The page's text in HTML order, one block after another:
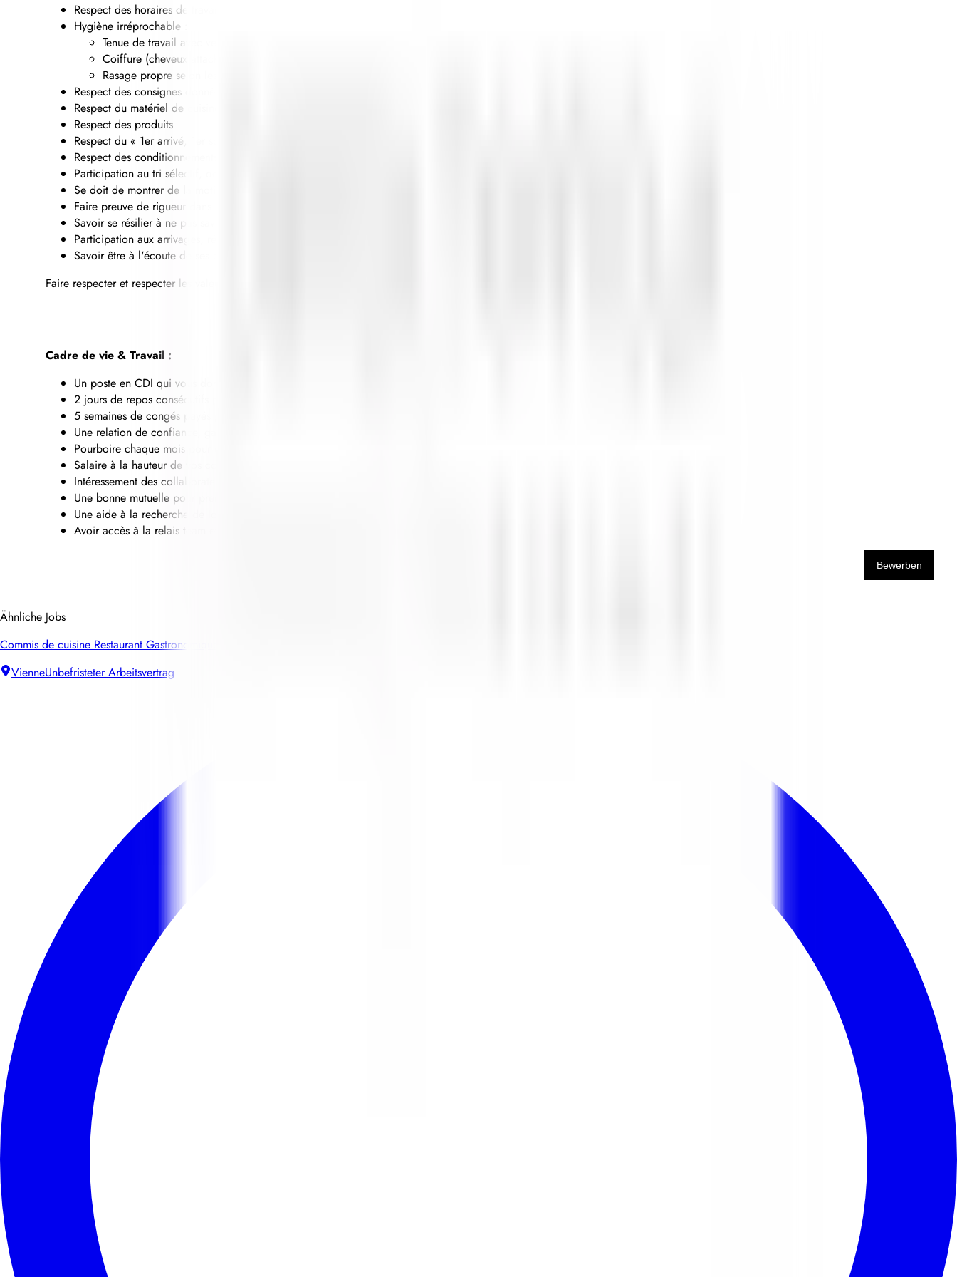
Respect des horaires de travail
Hygiène irréprochable :
Tenue de travail avec veste de rechange
Coiffure (cheveux attachés et propre)
Rasage propre selon les consignes de la Direction
Respect des consignes données
Respect du matériel de cuisine ainsi que de celui de ses collègues
Respect des produits
Respect du « 1er arrivé, 1er sorti, 1er cuisiné, 1er consommé »
Respect des conditionnements
Participation au tri sélectif, denrées compostables
Se doit de montrer de la motivation, de l’intéressement et une envie d'apprendre
Faire preuve de rigueur dans son travail, vitesse d'exécutions des tâches demandées
Savoir se résilier à ne pas savoir tout faire et accepter ses erreurs pour avancer
Participation aux arrivages, réceptions de marchandises, conditionnements et déconditionnements
Savoir être à l'écoute de ses collègues de travail
Faire respecter et respecter les valeurs de l'entreprise
Cadre de vie & Travail :
Un poste en CDI qui vous donne des avantages mais aussi une sécurité d'emploi.
2 jours de repos consécutifs par semaine et un 3ème jour en basse saison, le dimanche (5 mois dans l'année).
5 semaines de congés payés par an - Etablissement fermé le 24 et le 31 décembre mais également le 01 mai.
Une relation de confiance, gagnant/gagnant, nous avons une seule idée en tête "vous faire progresser encore et toujours".
Pourboire chaque mois pour chaque service de la maison.
Salaire à la hauteur de vos compétences, montrez-nous qui vous êtes, nous vous montrerons la confiance que nous vous accordons.
Intéressement des collaborateurs aux bénéfices de l'entreprise.
Une bonne mutuelle pour prendre soin de vous.
Une aide à la recherche de logement.
Avoir accès à la relais team et pouvoir visiter les 580 Hôtels Relais & Châteaux dans le monde entier.
Bewerben
Ähnliche Jobs
Commis de cuisine Restaurant Gastronomique
VienneUnbefristeter Arbeitsvertrag